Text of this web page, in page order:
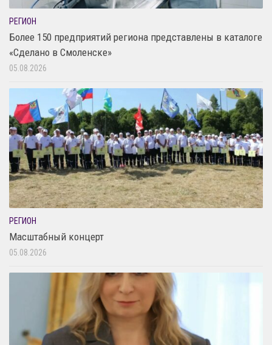
РЕГИОН
Более 150 предприятий региона представлены в каталоге
«Сделано в Смоленске»
05.08.2026
РЕГИОН
Масштабный концерт
05.08.2026